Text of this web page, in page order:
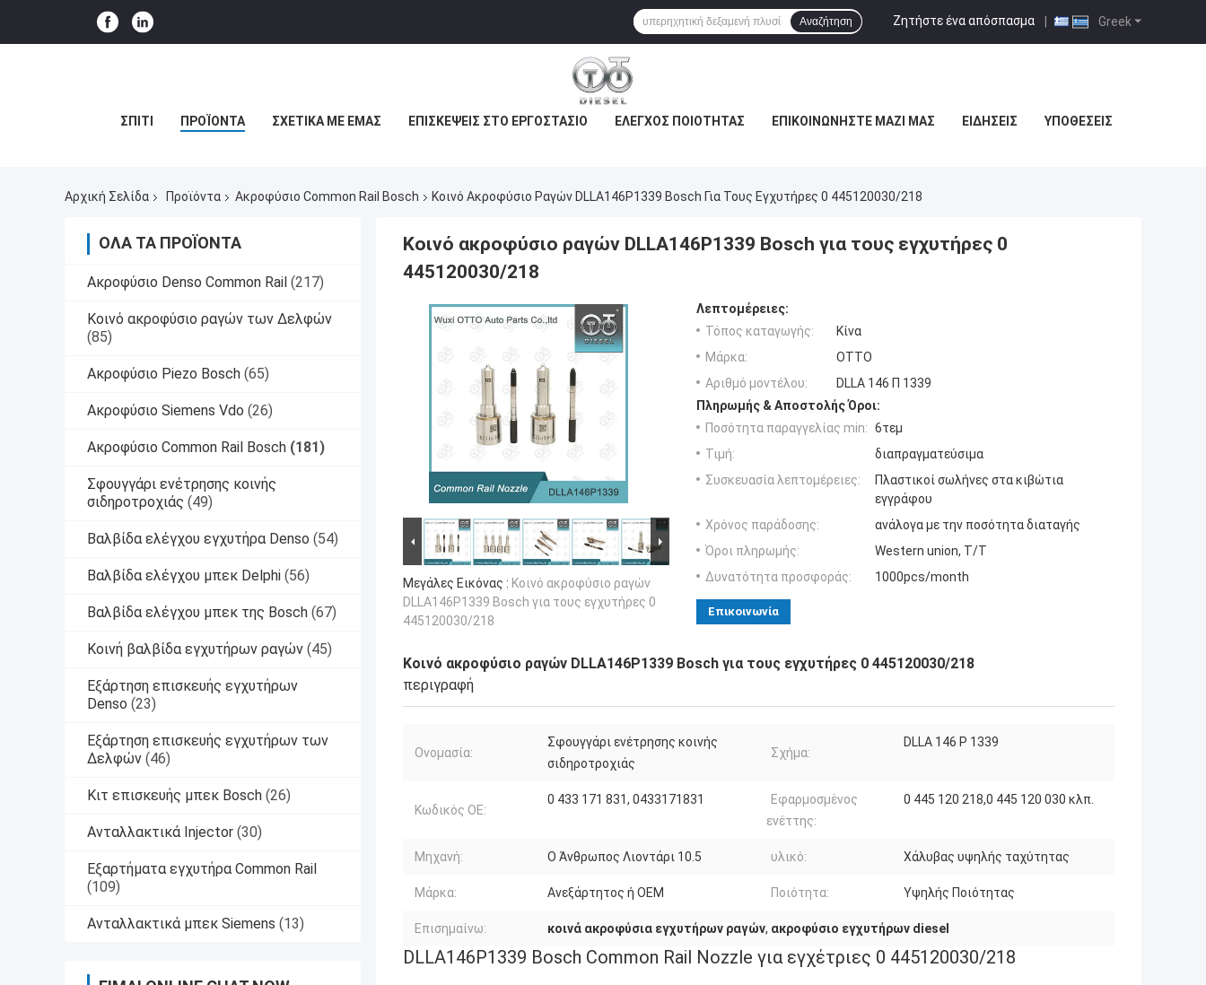
Greek
Ζητήστε ένα απόσπασμα |
Αναζήτηση
ΣΠΊΤΙ ΠΡΟΪΌΝΤΑ ΣΧΕΤΙΚΆ ΜΕ ΕΜΆΣ ΕΠΙΣΚΈΨΕΙΣ ΣΤΟ ΕΡΓΟΣΤΆΣΙΟ ΈΛΕΓΧΟΣ ΠΟΙΌΤΗΤΑΣ ΕΠΙΚΟΙΝΩΝΉΣΤΕ ΜΑΖΊ ΜΑΣ ΕΙΔΉΣΕΙΣ ΥΠΟΘΈΣΕΙΣ
Αρχική Σελίδα Προϊόντα Ακροφύσιο Common Rail Bosch Κοινό Ακροφύσιο Ραγών DLLA146P1339 Bosch Για Τους Εγχυτήρες 0 445120030/218
ΌΛΑ ΤΑ ΠΡΟΪΌΝΤΑ
Ακροφύσιο Denso Common Rail (217)
Κοινό ακροφύσιο ραγών των Δελφών
(85)
Ακροφύσιο Piezo Bosch (65)
Ακροφύσιο Siemens Vdo (26)
Ακροφύσιο Common Rail Bosch (181)
Σφουγγάρι ενέτρησης κοινής
σιδηροτροχιάς (49)
Βαλβίδα ελέγχου εγχυτήρα Denso (54)
Βαλβίδα ελέγχου μπεκ Delphi (56)
Βαλβίδα ελέγχου μπεκ της Bosch (67)
Κοινή βαλβίδα εγχυτήρων ραγών (45)
Εξάρτηση επισκευής εγχυτήρων
Denso (23)
Εξάρτηση επισκευής εγχυτήρων των
Δελφών (46)
Κιτ επισκευής μπεκ Bosch (26)
Ανταλλακτικά Injector (30)
Εξαρτήματα εγχυτήρα Common Rail
(109)
Ανταλλακτικά μπεκ Siemens (13)
Κοινό ακροφύσιο ραγών DLLA146P1339 Bosch για τους εγχυτήρες 0
445120030/218
Μεγάλες Εικόνας : Κοινό ακροφύσιο ραγών
DLLA146P1339 Bosch για τους εγχυτήρες 0
445120030/218
Λεπτομέρειες:
Τόπος καταγωγής:
Κίνα
Μάρκα:
OTTO
Αριθμό μοντέλου:
DLLA 146 Π 1339
Πληρωμής & Αποστολής Όροι:
Ποσότητα παραγγελίας min: 6τεμ
Τιμή:
διαπραγματεύσιμα
Συσκευασία λεπτομέρειες:
Πλαστικοί σωλήνες στα κιβώτια
εγγράφου
Χρόνος παράδοσης:
ανάλογα με την ποσότητα διαταγής
Όροι πληρωμής:
Western union, T/T
Δυνατότητα προσφοράς:
1000pcs/month
Επικοινωνία
Κοινό ακροφύσιο ραγών DLLA146P1339 Bosch για τους εγχυτήρες 0 445120030/218
περιγραφή
Ονομασία:
Σφουγγάρι ενέτρησης κοινής
σιδηροτροχιάς
Σχήμα:
DLLA 146 P 1339
Κωδικός ΟΕ:
0 433 171 831, 0433171831
Εφαρμοσμένος
ενέττης:
0 445 120 218,0 445 120 030 κλπ.
Μηχανή: Ο Άνθρωπος Λιοντάρι 10.5 υλικό: Χάλυβας υψηλής ταχύτητας
Μάρκα: Ανεξάρτητος ή OEM Ποιότητα: Υψηλής Ποιότητας
Επισημαίνω: κοινά ακροφύσια εγχυτήρων ραγών, ακροφύσιο εγχυτήρων diesel
DLLA146P1339 Bosch Common Rail Nozzle για εγχέτριες 0 445120030/218